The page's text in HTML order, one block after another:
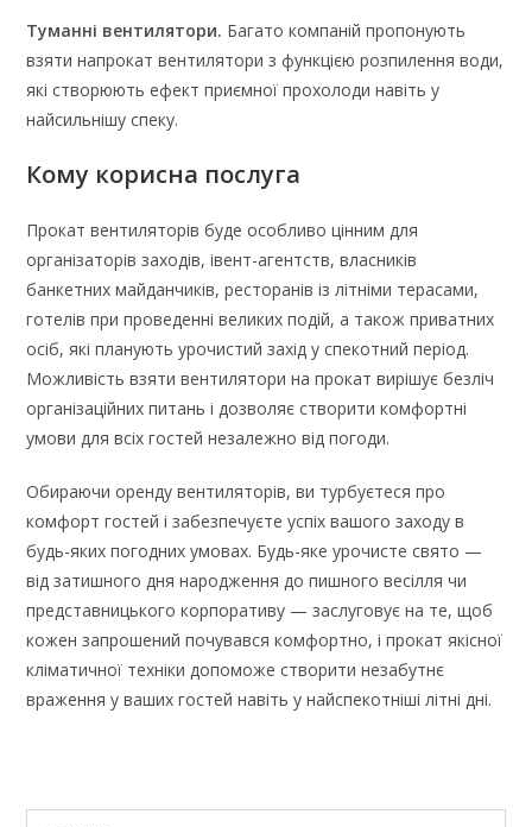
Туманні вентилятори. Багато компаній пропонують
взяти напрокат вентилятори з функцією розпилення води,
які створюють ефект приємної прохолоди навіть у
найсильнішу спеку.
Кому корисна послуга
Прокат вентиляторів буде особливо цінним для
організаторів заходів, івент-агентств, власників
банкетних майданчиків, ресторанів із літніми терасами,
готелів при проведенні великих подій, а також приватних
осіб, які планують урочистий захід у спекотний період.
Можливість взяти вентилятори на прокат вирішує безліч
організаційних питань і дозволяє створити комфортні
умови для всіх гостей незалежно від погоди.
Обираючи оренду вентиляторів, ви турбуєтеся про
комфорт гостей і забезпечуєте успіх вашого заходу в
будь-яких погодних умовах. Будь-яке урочисте свято —
від затишного дня народження до пишного весілля чи
представницького корпоративу — заслуговує на те, щоб
кожен запрошений почувався комфортно, і прокат якісної
кліматичної техніки допоможе створити незабутнє
враження у ваших гостей навіть у найспекотніші літні дні.